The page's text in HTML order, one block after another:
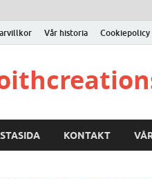
Vår historia Cookiepolicy
KONTAKT